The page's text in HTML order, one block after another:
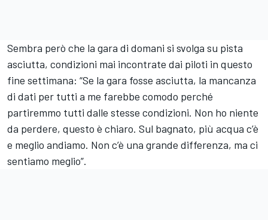
Sembra però che la gara di domani si svolga su pista
asciutta, condizioni mai incontrate dai piloti in questo
fine settimana: “Se la gara fosse asciutta, la mancanza
di dati per tutti a me farebbe comodo perché
partiremmo tutti dalle stesse condizioni. Non ho niente
da perdere, questo è chiaro. Sul bagnato, più acqua c’è
e meglio andiamo. Non c’è una grande differenza, ma ci
sentiamo meglio”.